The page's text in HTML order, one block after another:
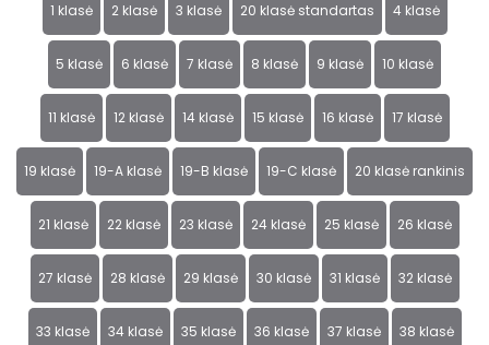
1 klasė 2 klasė 3 klasė 20 klasė standartas 4 klasė
5 klasė 6 klasė 7 klasė 8 klasė 9 klasė 10 klasė
11 klasė 12 klasė 14 klasė 15 klasė 16 klasė 17 klasė
19 klasė 19-A klasė 19-B klasė 19-C klasė 20 klasė rankinis
21 klasė 22 klasė 23 klasė 24 klasė 25 klasė 26 klasė
27 klasė 28 klasė 29 klasė 30 klasė 31 klasė 32 klasė
33 klasė 34 klasė 35 klasė 36 klasė 37 klasė 38 klasė